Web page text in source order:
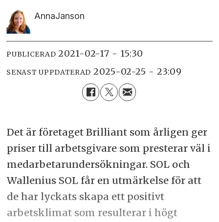
AnnaJanson
PUBLICERAD 2021-02-17 - 15:30
SENAST UPPDATERAD 2025-02-25 - 23:09
Det är företaget Brilliant som årligen ger
priser till arbetsgivare som presterar väl i
medarbetarundersökningar. SOL och
Wallenius SOL får en utmärkelse för att
de har lyckats skapa ett positivt
arbetsklimat som resulterar i högt